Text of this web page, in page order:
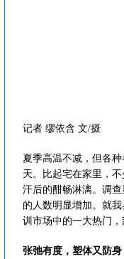
记者 缪依含 文/摄
夏季高温不减，但各
天。比起宅在家里，
汗后的酣畅淋漓。调
的人数明显增加。就
训市场中的一大热门，
张弛有度，塑体又防身